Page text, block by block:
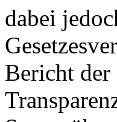
dabei
Bericht der